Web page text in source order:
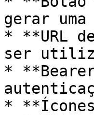
gerar
* **URL
ser
*
*